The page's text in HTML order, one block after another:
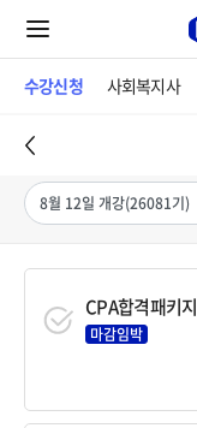
수강신청 사회복지사
CPA합격패키지
마감임박